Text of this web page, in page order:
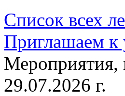
Список всех
Приглашаем к
Мероприятия,
29.07.2026 г.